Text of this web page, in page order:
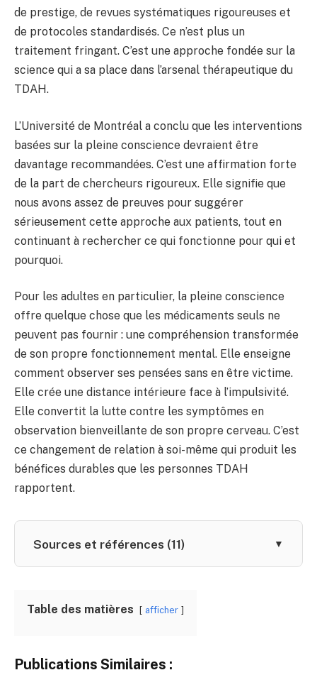
de prestige, de revues systématiques rigoureuses et
de protocoles standardisés. Ce n’est plus un
traitement fringant. C’est une approche fondée sur la
science qui a sa place dans l’arsenal thérapeutique du
TDAH.
L’Université de Montréal a conclu que les interventions
basées sur la pleine conscience devraient être
davantage recommandées. C’est une affirmation forte
de la part de chercheurs rigoureux. Elle signifie que
nous avons assez de preuves pour suggérer
sérieusement cette approche aux patients, tout en
continuant à rechercher ce qui fonctionne pour qui et
pourquoi.
Pour les adultes en particulier, la pleine conscience
offre quelque chose que les médicaments seuls ne
peuvent pas fournir : une compréhension transformée
de son propre fonctionnement mental. Elle enseigne
comment observer ses pensées sans en être victime.
Elle crée une distance intérieure face à l’impulsivité.
Elle convertit la lutte contre les symptômes en
observation bienveillante de son propre cerveau. C’est
ce changement de relation à soi-même qui produit les
bénéfices durables que les personnes TDAH
rapportent.
Sources et références (11) ▼
Table des matières afficher
Publications Similaires :